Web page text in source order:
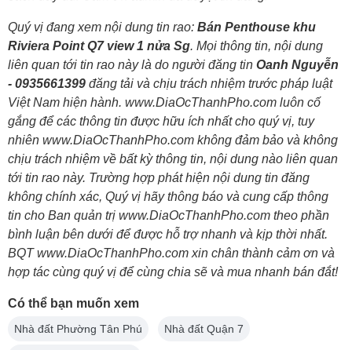
Quý vị đang xem nội dung tin rao: Bán Penthouse khu
Riviera Point Q7 view 1 nửa Sg. Mọi thông tin, nội dung
liên quan tới tin rao này là do người đăng tin Oanh Nguyễn
- 0935661399 đăng tải và chịu trách nhiệm trước pháp luật
Việt Nam hiện hành. www.DiaOcThanhPho.com luôn cố
gắng để các thông tin được hữu ích nhất cho quý vị, tuy
nhiên www.DiaOcThanhPho.com không đảm bảo và không
chịu trách nhiệm về bất kỳ thông tin, nội dung nào liên quan
tới tin rao này. Trường hợp phát hiện nội dung tin đăng
không chính xác, Quý vị hãy thông báo và cung cấp thông
tin cho Ban quản trị www.DiaOcThanhPho.com theo phần
bình luận bên dưới để được hỗ trợ nhanh và kịp thời nhất.
BQT www.DiaOcThanhPho.com xin chân thành cảm ơn và
hợp tác cùng quý vị để cùng chia sẽ và mua nhanh bán đắt!
Có thể bạn muốn xem
Nhà đất Phường Tân Phú Nhà đất Quận 7